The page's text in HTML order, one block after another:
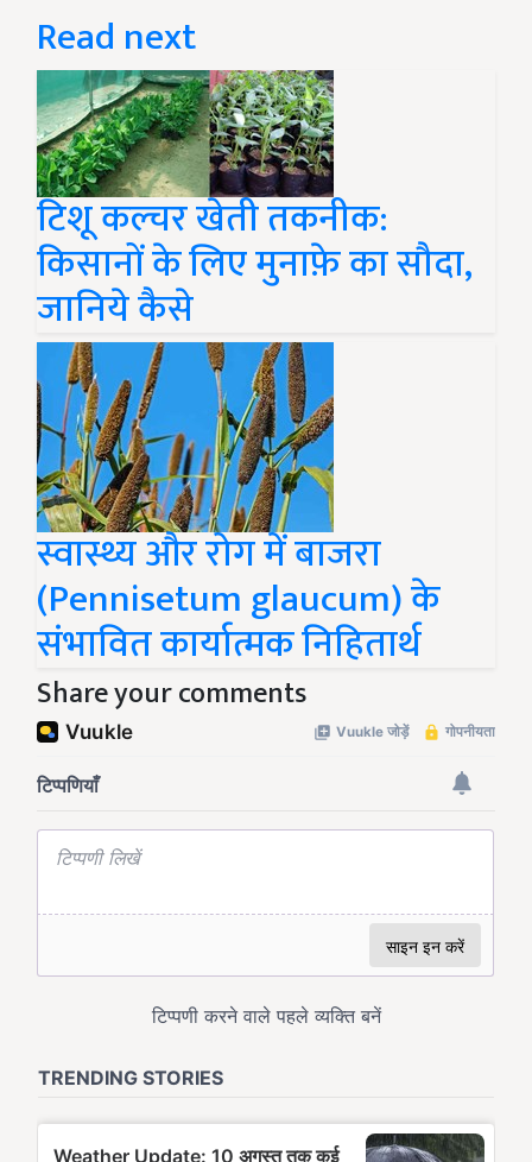
Read next
टिशू कल्चर खेती तकनीक:
किसानों के लिए मुनाफ़े का सौदा,
जानिये कैसे
स्वास्थ्य और रोग में बाजरा
(Pennisetum glaucum) के
संभावित कार्यात्मक निहितार्थ
Share your comments